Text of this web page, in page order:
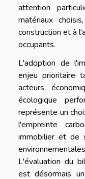
attention
matériaux
construction et à
occupants.
L'adoption de
enjeu prioritaire
acteurs
écologique
représente un
l'empreinte
immobilier et de
L'évaluation du
est désormais